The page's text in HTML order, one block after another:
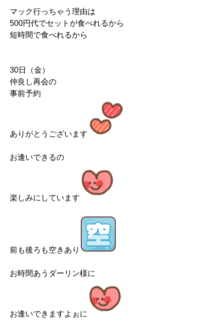
マック行っちゃう理由は
500円代でセットが食べれるから
短時間で食べれるから
30日（金）
仲良し再会の
事前予約
ありがとうございます
お逢いできるの
楽しみにしています
前も後ろも空きあり
お時間あうダーリン様に
お逢いできますよぉに